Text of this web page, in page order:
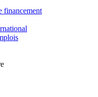
financement